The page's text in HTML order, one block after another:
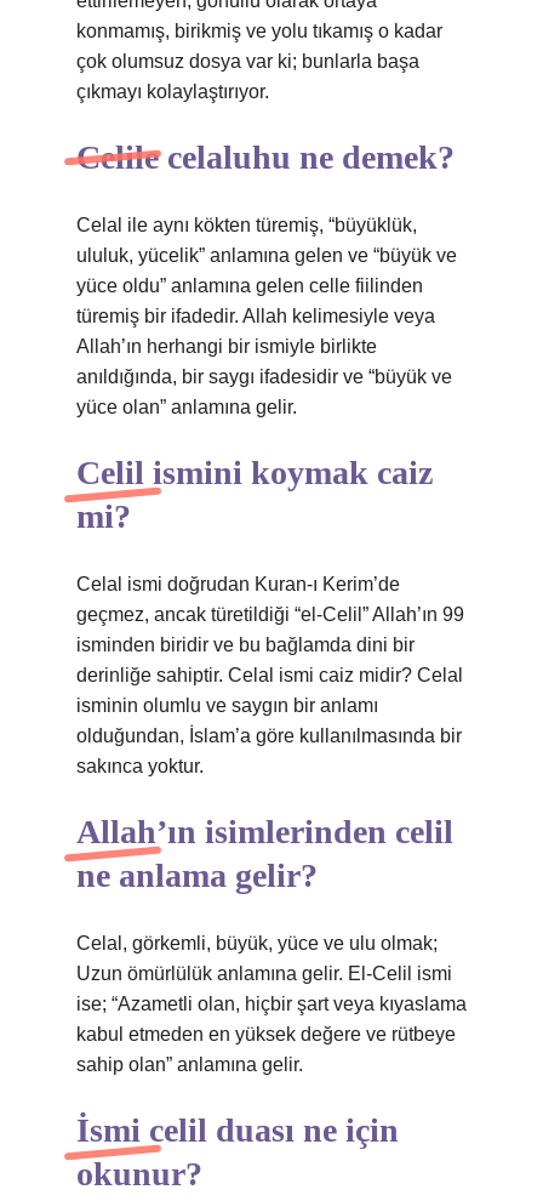
konmamış, birikmiş ve yolu tıkamış o kadar
çok olumsuz dosya var ki; bunlarla başa
çıkmayı kolaylaştırıyor.
Celile celaluhu ne demek?
Celal ile aynı kökten türemiş, “büyüklük,
ululuk, yücelik” anlamına gelen ve “büyük ve
yüce oldu” anlamına gelen celle fiilinden
türemiş bir ifadedir. Allah kelimesiyle veya
Allah’ın herhangi bir ismiyle birlikte
anıldığında, bir saygı ifadesidir ve “büyük ve
yüce olan” anlamına gelir.
Celil ismini koymak caiz
mi?
Celal ismi doğrudan Kuran-ı Kerim’de
geçmez, ancak türetildiği “el-Celil” Allah’ın 99
isminden biridir ve bu bağlamda dini bir
derinliğe sahiptir. Celal ismi caiz midir? Celal
isminin olumlu ve saygın bir anlamı
olduğundan, İslam’a göre kullanılmasında bir
sakınca yoktur.
Allah’ın isimlerinden celil
ne anlama gelir?
Celal, görkemli, büyük, yüce ve ulu olmak;
Uzun ömürlülük anlamına gelir. El-Celil ismi
ise; “Azametli olan, hiçbir şart veya kıyaslama
kabul etmeden en yüksek değere ve rütbeye
sahip olan” anlamına gelir.
İsmi celil duası ne için
okunur?